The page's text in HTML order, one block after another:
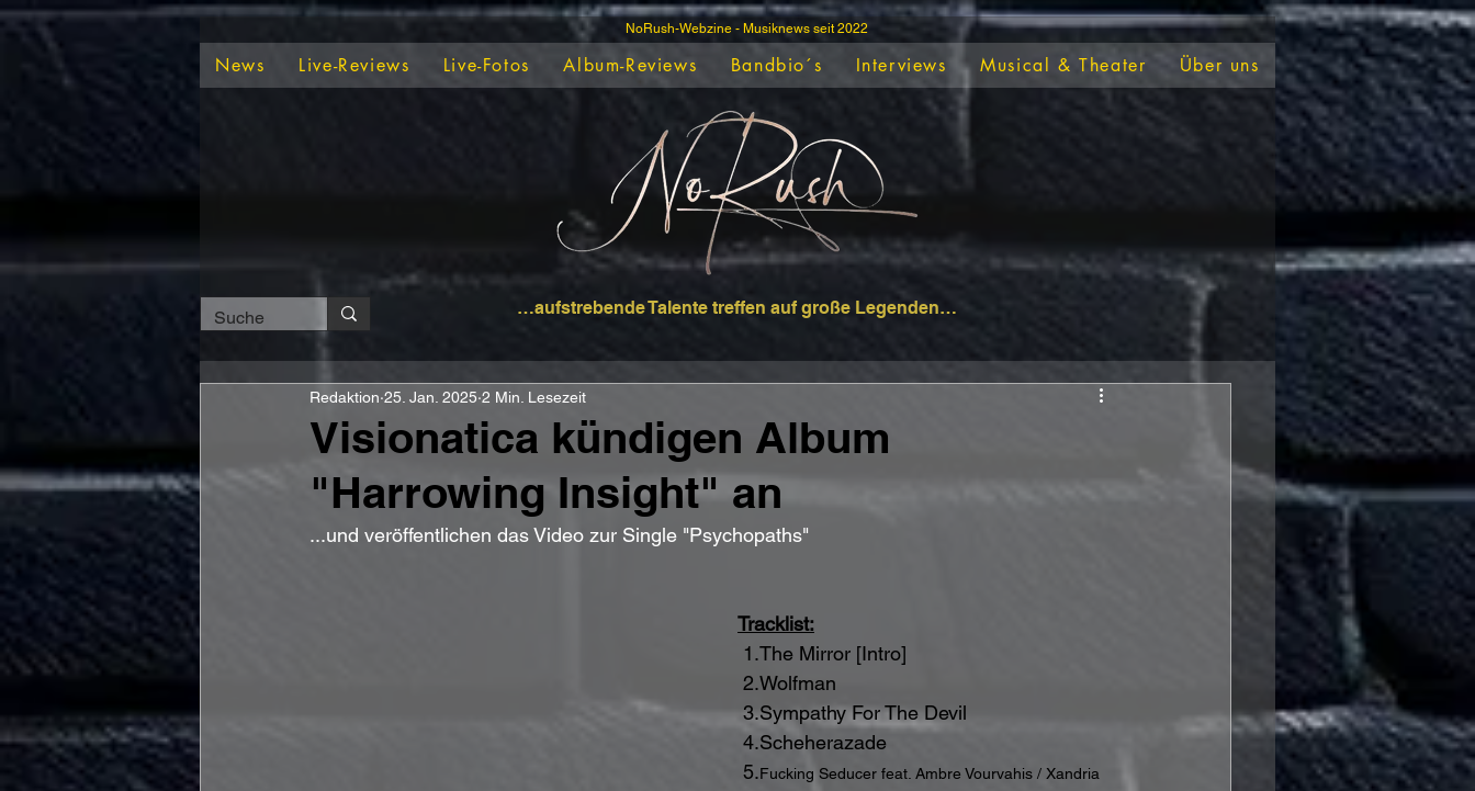
NoRush-Webzine - Musiknews seit 2022
News Live-Reviews Live-Fotos Album-Reviews Bandbio´s Interviews Musical & Theater Über uns
…aufstrebende Talente treffen auf große Legenden…
Visionatica kündigen Album
"Harrowing Insight" an
Redaktion 25. Jan. 2025 2 Min. Lesezeit
...und veröffentlichen das Video zur Single "Psychopaths"
Tracklist:
1.The Mirror [Intro]
2.Wolfman
3.Sympathy For The Devil
4.Scheherazade
5.Fucking Seducer feat. Ambre Vourvahis / Xandria